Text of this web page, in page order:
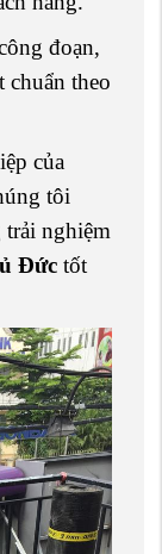
đoạn,
chuẩn theo
của
tôi
nghiệm
Đức tốt